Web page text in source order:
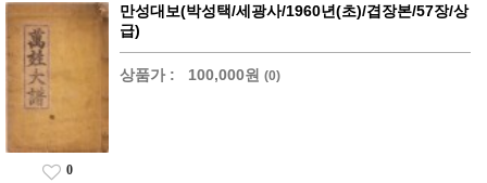
만성대보(박성택/세광사/1960년(초)/겹장본/57장/상
급)
상품가 : 100,000원 (0)
0